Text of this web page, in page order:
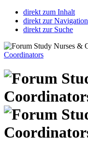
direkt zum Inhalt
direkt zur Navigation
direkt zur Suche
Coordinators